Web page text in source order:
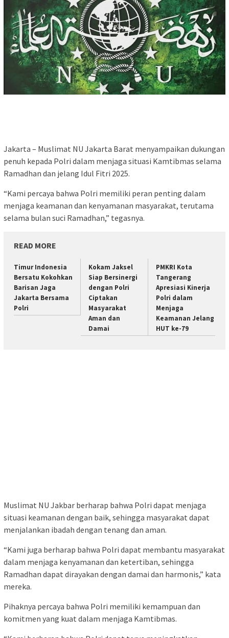
Jakarta – Muslimat NU Jakarta Barat menyampaikan dukungan
penuh kepada Polri dalam menjaga situasi Kamtibmas selama
Ramadhan dan jelang Idul Fitri 2025.
“Kami percaya bahwa Polri memiliki peran penting dalam
menjaga keamanan dan kenyamanan masyarakat, terutama
selama bulan suci Ramadhan,” tegasnya.
READ MORE
Timur Indonesia
Bersatu Kokohkan
Barisan Jaga
Jakarta Bersama
Polri
Kokam Jaksel
Siap Bersinergi
dengan Polri
Ciptakan
Masyarakat
Aman dan
Damai
PMKRI Kota
Tangerang
Apresiasi Kinerja
Polri dalam
Menjaga
Keamanan Jelang
HUT ke-79
Muslimat NU Jakbar berharap bahwa Polri dapat menjaga
situasi keamanan dengan baik, sehingga masyarakat dapat
menjalankan ibadah dengan tenang dan aman.
“Kami juga berharap bahwa Polri dapat membantu masyarakat
dalam menjaga kenyamanan dan ketertiban, sehingga
Ramadhan dapat dirayakan dengan damai dan harmonis,” kata
mereka.
Pihaknya percaya bahwa Polri memiliki kemampuan dan
komitmen yang kuat dalam menjaga Kamtibmas.